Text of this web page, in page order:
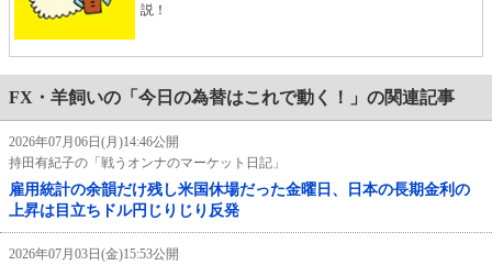
説！
FX・羊飼いの「今日の為替はこれで動く！」の関連記事
2026年07月06日(月)14:46公開
持田有紀子の「戦うオンナのマーケット日記」
雇用統計の余韻だけ残し米国休場だった金曜日、日本の長期金利の
上昇は目立ちドル円じりじり反発
2026年07月03日(金)15:53公開